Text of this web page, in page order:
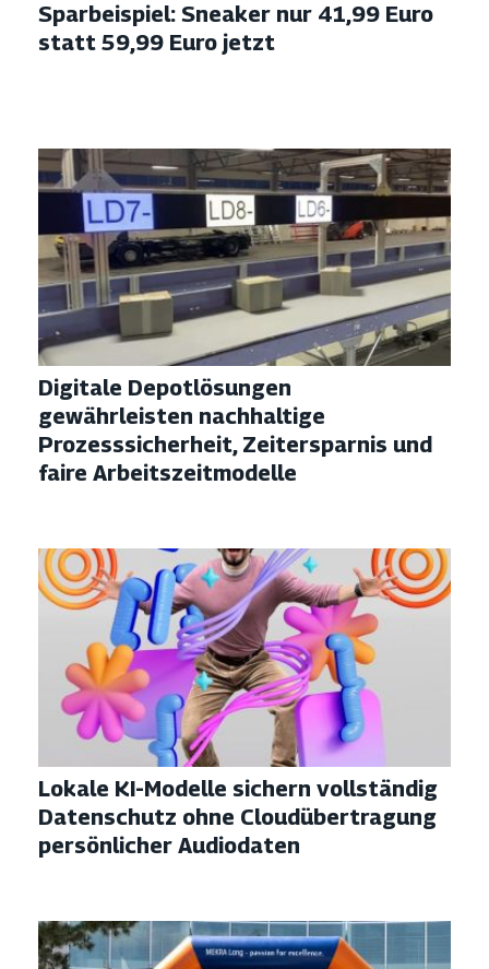
Sparbeispiel: Sneaker nur 41,99 Euro
statt 59,99 Euro jetzt
Digitale Depotlösungen
gewährleisten nachhaltige
Prozesssicherheit, Zeitersparnis und
faire Arbeitszeitmodelle
Lokale KI-Modelle sichern vollständig
Datenschutz ohne Cloudübertragung
persönlicher Audiodaten